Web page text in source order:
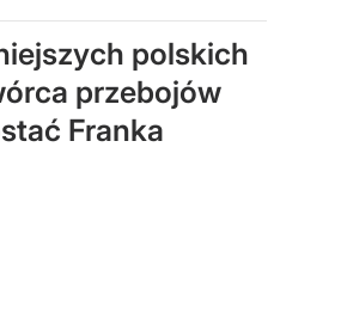
polskich
przebojów
Franka